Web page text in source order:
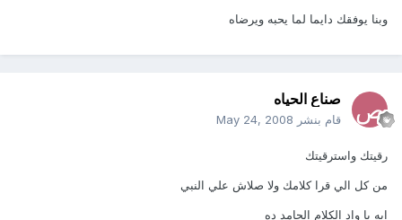
وبنا يوفقك دايما لما يحبه ويرضاه
صناع الحياه
قام بنشر May 24, 2008
رقيتك واسترقيتك
من كل الي قرا كلامك ولا صلاش علي النبي
ايه يا واد الكلام الجامد ده